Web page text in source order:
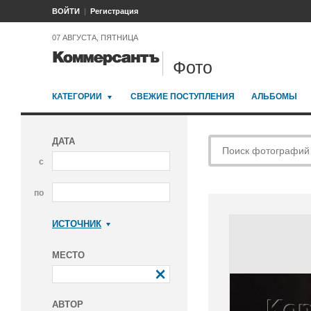
ВОЙТИ Регистрация
07 АВГУСТА, ПЯТНИЦА
Фото
КАТЕГОРИИ СВЕЖИЕ ПОСТУПЛЕНИЯ АЛЬБОМЫ
ДАТА
с
по
ИСТОЧНИК
МЕСТО
АВТОР